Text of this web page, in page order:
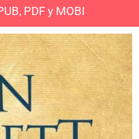
PDF y MOBI